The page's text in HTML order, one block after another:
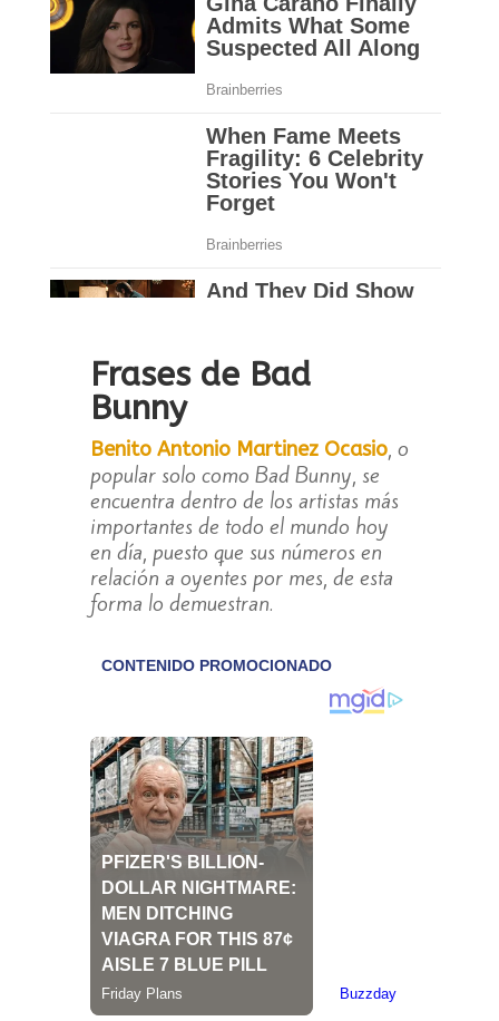
Frases de Bad
Bunny
Benito Antonio Martinez Ocasio, o
popular solo como Bad Bunny, se
encuentra dentro de los artistas más
importantes de todo el mundo hoy
en día, puesto que sus números en
relación a oyentes por mes, de esta
forma lo demuestran.